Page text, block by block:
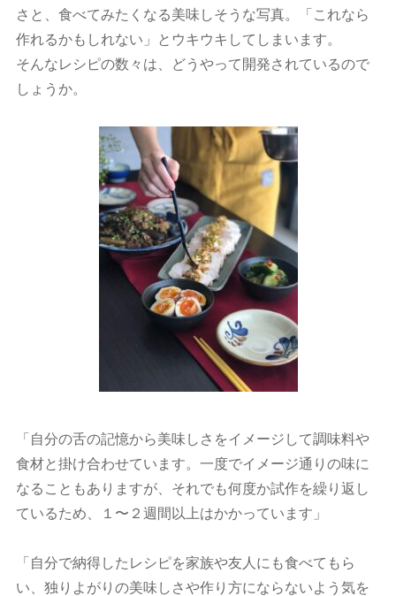
さと、食べてみたくなる美味しそうな写真。「これなら
作れるかもしれない」とウキウキしてしまいます。
そんなレシピの数々は、どうやって開発されているので
しょうか。
「自分の舌の記憶から美味しさをイメージして調味料や
食材と掛け合わせています。一度でイメージ通りの味に
なることもありますが、それでも何度か試作を繰り返し
ているため、１〜２週間以上はかかっています」
「自分で納得したレシピを家族や友人にも食べてもら
い、独りよがりの美味しさや作り方にならないよう気を